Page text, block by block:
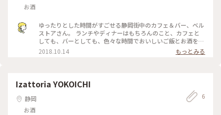
お酒
ゆったりとした時間がすごせる静岡街中のカフェ＆バー、ベル
ストアさん。 ランチやディナーはもちろんのこと、カフェと
しても、バーとしても、色々な時間でおいしいご飯とお酒をた
のしむことができます！ #静岡 #ことりっぷ静岡 #静岡ランチ
#静岡市 #ランチ #静岡カフェ #ベルストア
2018.10.14 もっとみる
Izattoria YOKOICHI
静岡
お酒
6